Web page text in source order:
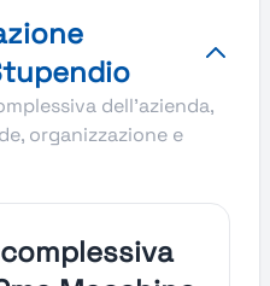
dell'azienda,
organizzazione e